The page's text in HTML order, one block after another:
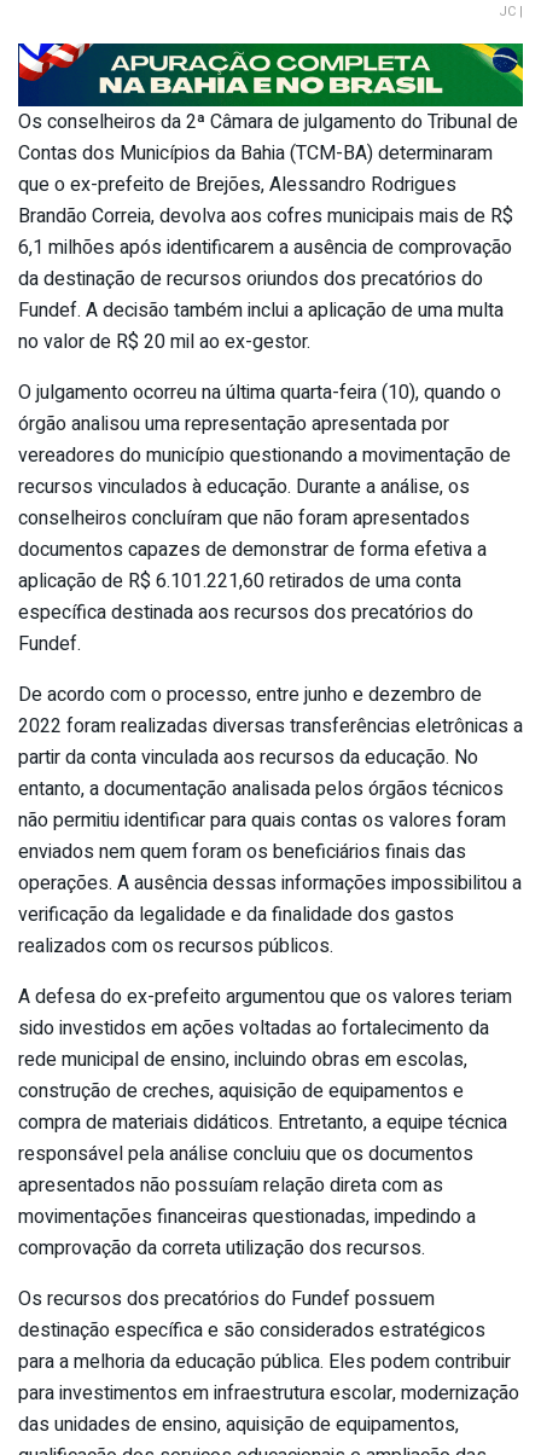
JC |
Os conselheiros da 2ª Câmara de julgamento do Tribunal de
Contas dos Municípios da Bahia (TCM-BA) determinaram
que o ex-prefeito de Brejões, Alessandro Rodrigues
Brandão Correia, devolva aos cofres municipais mais de R$
6,1 milhões após identificarem a ausência de comprovação
da destinação de recursos oriundos dos precatórios do
Fundef. A decisão também inclui a aplicação de uma multa
no valor de R$ 20 mil ao ex-gestor.
O julgamento ocorreu na última quarta-feira (10), quando o
órgão analisou uma representação apresentada por
vereadores do município questionando a movimentação de
recursos vinculados à educação. Durante a análise, os
conselheiros concluíram que não foram apresentados
documentos capazes de demonstrar de forma efetiva a
aplicação de R$ 6.101.221,60 retirados de uma conta
específica destinada aos recursos dos precatórios do
Fundef.
De acordo com o processo, entre junho e dezembro de
2022 foram realizadas diversas transferências eletrônicas a
partir da conta vinculada aos recursos da educação. No
entanto, a documentação analisada pelos órgãos técnicos
não permitiu identificar para quais contas os valores foram
enviados nem quem foram os beneficiários finais das
operações. A ausência dessas informações impossibilitou a
verificação da legalidade e da finalidade dos gastos
realizados com os recursos públicos.
A defesa do ex-prefeito argumentou que os valores teriam
sido investidos em ações voltadas ao fortalecimento da
rede municipal de ensino, incluindo obras em escolas,
construção de creches, aquisição de equipamentos e
compra de materiais didáticos. Entretanto, a equipe técnica
responsável pela análise concluiu que os documentos
apresentados não possuíam relação direta com as
movimentações financeiras questionadas, impedindo a
comprovação da correta utilização dos recursos.
Os recursos dos precatórios do Fundef possuem
destinação específica e são considerados estratégicos
para a melhoria da educação pública. Eles podem contribuir
para investimentos em infraestrutura escolar, modernização
das unidades de ensino, aquisição de equipamentos,